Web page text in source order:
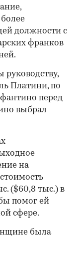
должности с
франков
руководству,
Платини, по
перед
выбрал
на
($60,8 тыс.) в
помог ей
сфере.
была